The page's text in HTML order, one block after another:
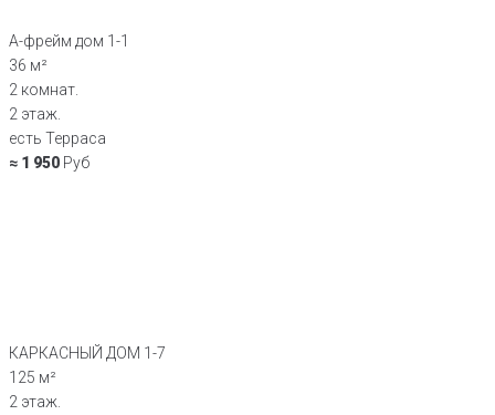
А-фрейм дом 1-1
36 м²
2 комнат.
2 этаж.
есть Терраса
≈ 1 950 Руб
КАРКАСНЫЙ ДОМ 1-7
125 м²
2 этаж.